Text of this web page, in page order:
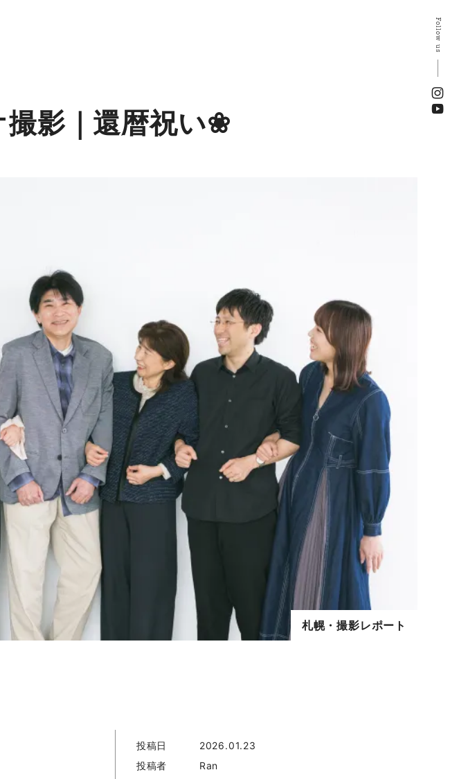
影｜還暦祝い❀
札幌・撮影レポート
Follow us
投稿日
2026.01.23
投稿者
Ran